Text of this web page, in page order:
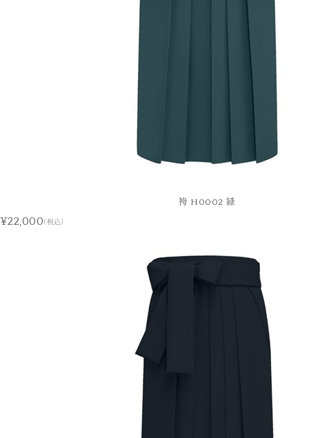
袴 H0002 緑
¥22,000(税込)